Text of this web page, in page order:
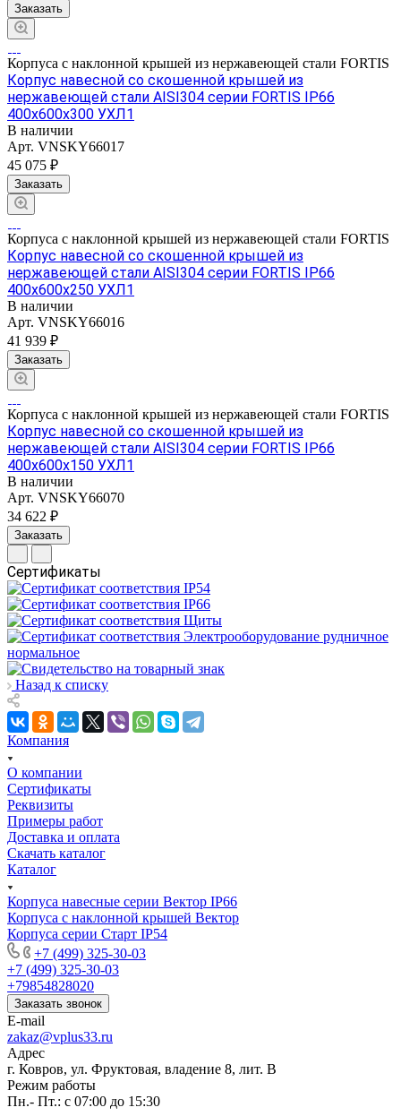
Заказать
Корпуса с наклонной крышей из нержавеющей стали FORTIS
Корпус навесной со скошенной крышей из
нержавеющей стали AISI304 серии FORTIS IP66
400х600х300 УХЛ1
В наличии
Арт. VNSKY66017
45 075 ₽
Заказать
Корпуса с наклонной крышей из нержавеющей стали FORTIS
Корпус навесной со скошенной крышей из
нержавеющей стали AISI304 серии FORTIS IP66
400х600х250 УХЛ1
В наличии
Арт. VNSKY66016
41 939 ₽
Заказать
Корпуса с наклонной крышей из нержавеющей стали FORTIS
Корпус навесной со скошенной крышей из
нержавеющей стали AISI304 серии FORTIS IP66
400х600х150 УХЛ1
В наличии
Арт. VNSKY66070
34 622 ₽
Заказать
Сертификаты
Назад к списку
Компания
О компании
Сертификаты
Реквизиты
Примеры работ
Доставка и оплата
Скачать каталог
Каталог
Корпуса навесные серии Вектор IP66
Корпуса с наклонной крышей Вектор
Корпуса серии Старт IP54
+7 (499) 325-30-03
+7 (499) 325-30-03
+79854828020
Заказать звонок
E-mail
zakaz@vplus33.ru
Адрес
г. Ковров, ул. Фруктовая, владение 8, лит. В
Режим работы
Пн.- Пт.: с 07:00 до 15:30